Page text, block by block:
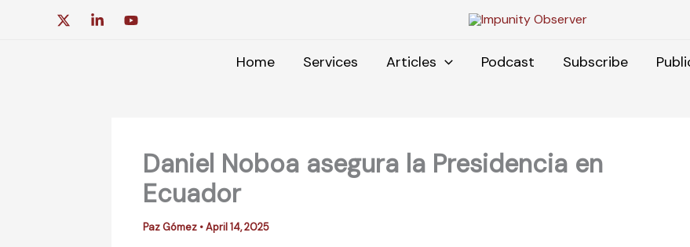
Home Services Articles Podcast Subscribe
Daniel Noboa asegura la Presidencia en
Ecuador
Paz Gómez •April 14, 2025